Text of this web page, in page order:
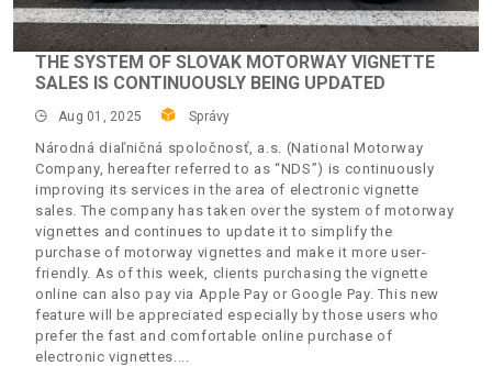
THE SYSTEM OF SLOVAK MOTORWAY VIGNETTE
SALES IS CONTINUOUSLY BEING UPDATED
Aug 01, 2025 Správy
Národná diaľničná spoločnosť, a.s. (National Motorway
Company, hereafter referred to as “NDS”) is continuously
improving its services in the area of electronic vignette
sales. The company has taken over the system of motorway
vignettes and continues to update it to simplify the
purchase of motorway vignettes and make it more user-
friendly. As of this week, clients purchasing the vignette
online can also pay via Apple Pay or Google Pay. This new
feature will be appreciated especially by those users who
prefer the fast and comfortable online purchase of
electronic vignettes.